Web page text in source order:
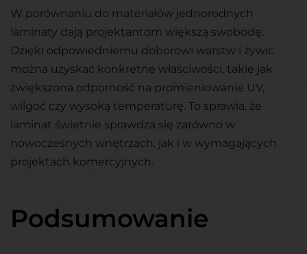
W porównaniu do materiałów jednorodnych
laminaty dają projektantom większą swobodę.
Dzięki odpowiedniemu doborowi warstw i żywic
można uzyskać konkretne właściwości, takie jak
zwiększona odporność na promieniowanie UV,
wilgoć czy wysoką temperaturę. To sprawia, że
laminat świetnie sprawdza się zarówno w
nowoczesnych wnętrzach, jak i w wymagających
projektach komercyjnych.
Podsumowanie